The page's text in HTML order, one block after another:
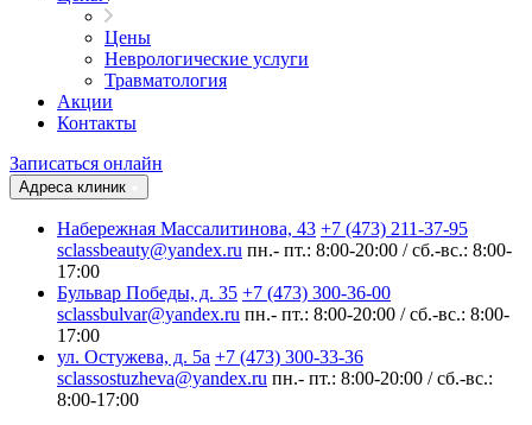
Цены
Неврологические услуги
Травматология
Акции
Контакты
Записаться онлайн
Адреса клиник
Набережная Массалитинова, 43 +7 (473) 211-37-95
sclassbeauty@yandex.ru пн.- пт.: 8:00-20:00 / сб.-вс.: 8:00-
17:00
Бульвар Победы, д. 35 +7 (473) 300-36-00
sclassbulvar@yandex.ru пн.- пт.: 8:00-20:00 / сб.-вс.: 8:00-
17:00
ул. Остужева, д. 5а +7 (473) 300-33-36
sclassostuzheva@yandex.ru пн.- пт.: 8:00-20:00 / сб.-вс.:
8:00-17:00